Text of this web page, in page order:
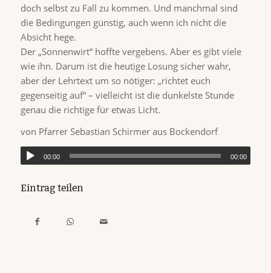
doch selbst zu Fall zu kommen. Und manchmal sind
die Bedingungen günstig, auch wenn ich nicht die
Absicht hege.
Der „Sonnenwirt“ hoffte vergebens. Aber es gibt viele
wie ihn. Darum ist die heutige Losung sicher wahr,
aber der Lehrtext um so nötiger: „richtet euch
gegenseitig auf“ – vielleicht ist die dunkelste Stunde
genau die richtige für etwas Licht.
von Pfarrer Sebastian Schirmer aus Bockendorf
00:00 00:00
Eintrag teilen